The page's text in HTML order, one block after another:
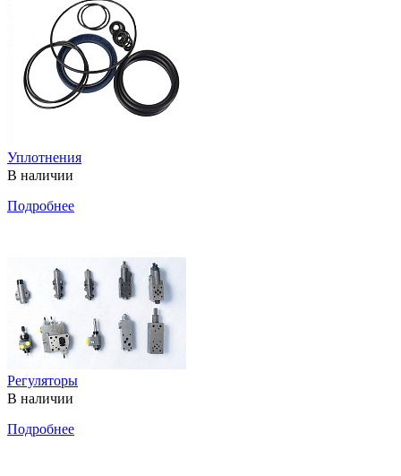
Уплотнения
В наличии
Подробнее
Регуляторы
В наличии
Подробнее